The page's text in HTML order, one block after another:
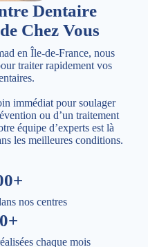
Dentaire
Chez Vous
en Île-de-France, nous
traiter rapidement vos
immédiat pour soulager
ou d’un traitement
équipe d’experts est là
les meilleures conditions.
nos centres
chaque mois